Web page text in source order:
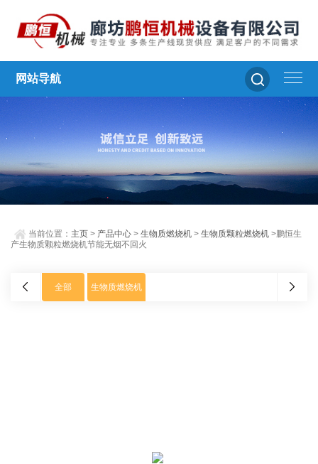
网站导航
当前位置： 主页 > 产品中心 >生物质燃烧机 >生物质颗粒燃烧机 >鹏恒生
产生物质颗粒燃烧机节能无烟不回火
全部 生物质燃烧机